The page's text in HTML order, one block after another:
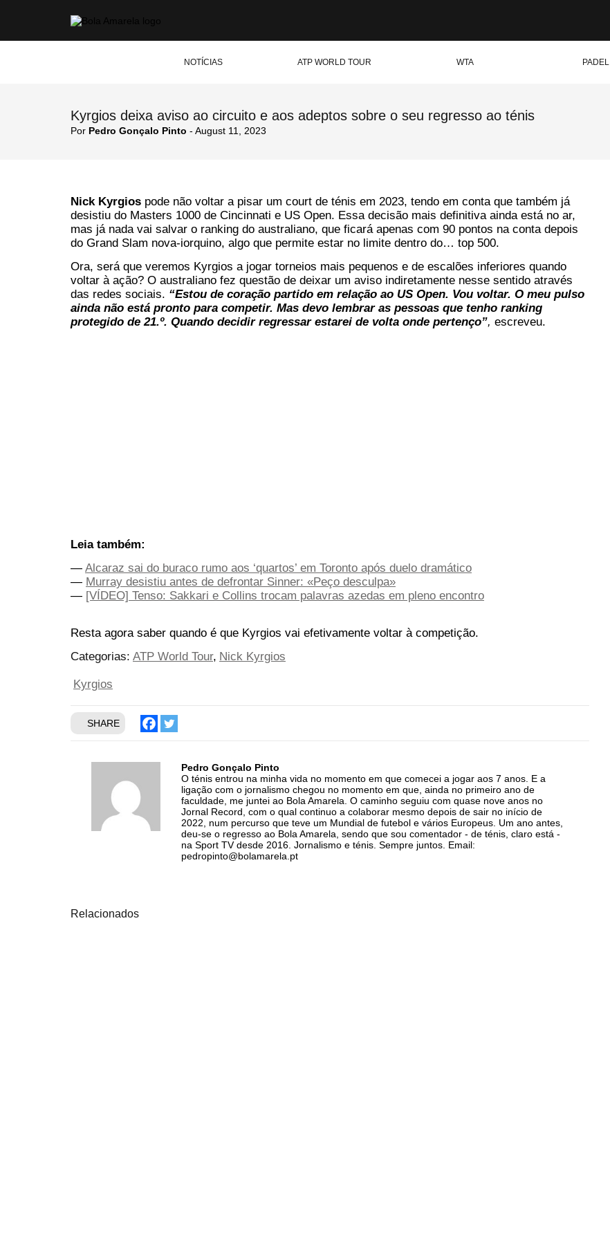
NOTÍCIAS ATP WORLD TOUR WTA PADEL
Kyrgios deixa aviso ao circuito e aos adeptos sobre o seu regresso ao ténis
Por Pedro Gonçalo Pinto - August 11, 2023
Nick Kyrgios pode não voltar a pisar um court de ténis em 2023, tendo em conta que também já
desistiu do Masters 1000 de Cincinnati e US Open. Essa decisão mais definitiva ainda está no ar,
mas já nada vai salvar o ranking do australiano, que ficará apenas com 90 pontos na conta depois
do Grand Slam nova-iorquino, algo que permite estar no limite dentro do… top 500.
Ora, será que veremos Kyrgios a jogar torneios mais pequenos e de escalões inferiores quando
voltar à ação? O australiano fez questão de deixar um aviso indiretamente nesse sentido através
das redes sociais. “Estou de coração partido em relação ao US Open. Vou voltar. O meu pulso
ainda não está pronto para competir. Mas devo lembrar as pessoas que tenho ranking
protegido de 21.º. Quando decidir regressar estarei de volta onde pertenço”, escreveu.
Leia também:
— Alcaraz sai do buraco rumo aos ‘quartos’ em Toronto após duelo dramático
— Murray desistiu antes de defrontar Sinner: «Peço desculpa»
— [VÍDEO] Tenso: Sakkari e Collins trocam palavras azedas em pleno encontro
Resta agora saber quando é que Kyrgios vai efetivamente voltar à competição.
Categorias: ATP World Tour Nick Kyrgios
Kyrgios
SHARE
Pedro Gonçalo Pinto
O ténis entrou na minha vida no momento em que comecei a jogar aos 7 anos. E a
ligação com o jornalismo chegou no momento em que, ainda no primeiro ano de
faculdade, me juntei ao Bola Amarela. O caminho seguiu com quase nove anos no
Jornal Record, com o qual continuo a colaborar mesmo depois de sair no início de
2022, num percurso que teve um Mundial de futebol e vários Europeus. Um ano antes,
deu-se o regresso ao Bola Amarela, sendo que sou comentador - de ténis, claro está -
na Sport TV desde 2016. Jornalismo e ténis. Sempre juntos. Email:
pedropinto@bolamarela.pt
Relacionados